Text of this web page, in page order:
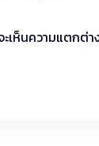
ะเห็นความแตก